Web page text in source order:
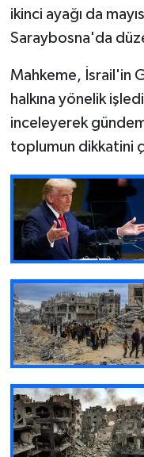
ikinci ayağı da
Saraybosna'da
Mahkeme, İsrail'in
halkına yönelik
inceleyerek
toplumun dikkatini